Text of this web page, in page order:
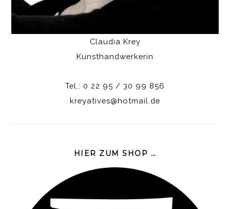
Claudia Krey
Kunsthandwerkerin
Tel.: 0 22 95 / 30 99 856
kreyatives@hotmail.de
HIER ZUM SHOP …